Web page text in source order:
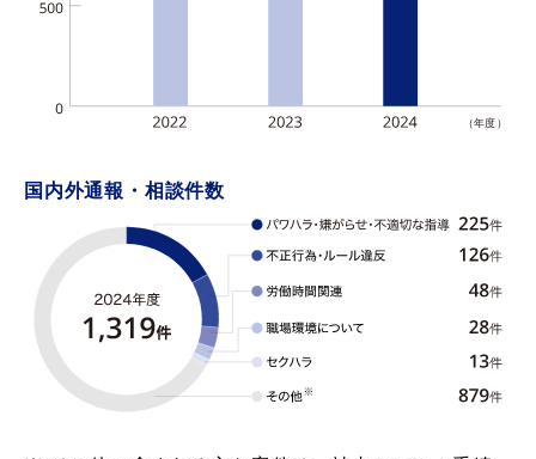
国内外通報・相談件数